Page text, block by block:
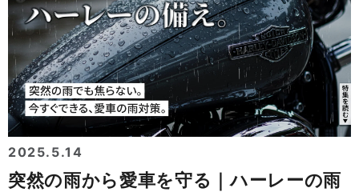
2025.5.14
突然の雨から愛車を守る｜ハーレーの雨